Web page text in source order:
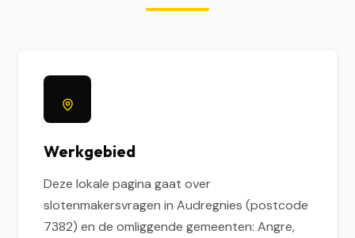
Werkgebied
Deze lokale pagina gaat over
slotenmakersvragen in Audregnies (postcode
7382) en de omliggende gemeenten: Angre,